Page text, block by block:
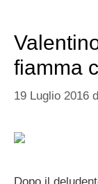
fiamma
19 Luglio 2016